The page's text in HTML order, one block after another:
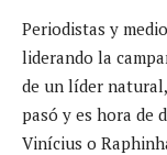
Periodistas y
liderando la
de un líder
pasó y es hora de
Vinícius o